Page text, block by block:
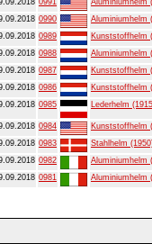
0990
Aluminiumhelm
0989
Kunststoffhelm
0988
Aluminiumhelm
0987
Kunststoffhelm
0986
Kunststoffhelm
0985 Lederhelm
0984
Kunststoffhelm
0983
Stahlhelm
0982
Aluminiumhelm
0981 Aluminiumhelm